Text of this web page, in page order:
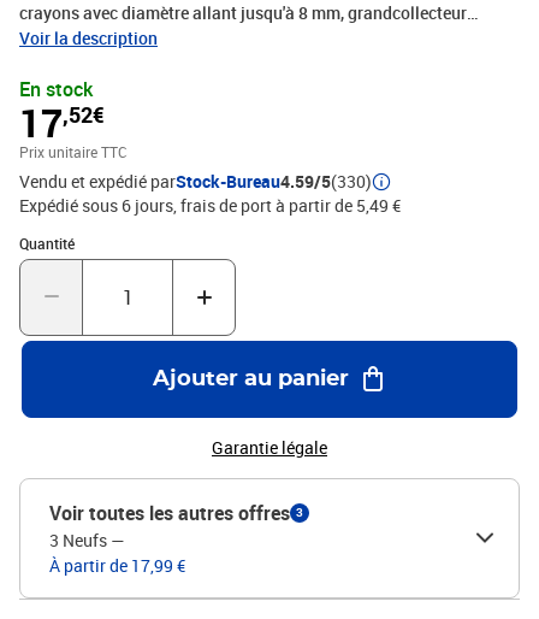
crayons avec diamètre allant jusqu'à 8 mm, grandcollecteur
transparent/turquoise, fonctionne avec 4 pilesAA (non inclus dans
Voir la description
En stock
17,52€
Prix unitaire TTC
Vendu et expédié parStock-Bureau4.59/5(330)
Expédié sous 6 jours, frais de port à partir de 5,49 €
Quantité
Quantité : 1
Ajouter au panier
Garantie légale
Voir toutes les autres offres 3
3 Neufs —
À partir de 17,99 €